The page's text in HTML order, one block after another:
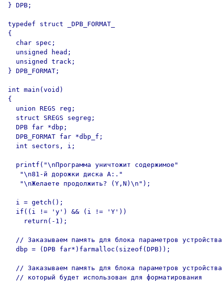
} DPB;
typedef struct _DPB_FORMAT_
{
  char spec;
  unsigned head;
  unsigned track;
} DPB_FORMAT;
int main(void)
{
  union REGS reg;
  struct SREGS segreg;
  DPB far *dbp;
  DPB_FORMAT far *dbp_f;
  int sectors, i;
  printf("\nПрограмма уничтожит содержимое"
   "\n81-й дорожки диска А:."
   "\nЖелаете продолжить? (Y,N)\n");
  i = getch();
  if((i != 'y') && (i != 'Y'))
    return(-1);
  // Заказываем память для блока параметров устройства
  dbp = (DPB far*)farmalloc(sizeof(DPB));
// Заказываем память для блока параметров
  // который будет использован для форматирования